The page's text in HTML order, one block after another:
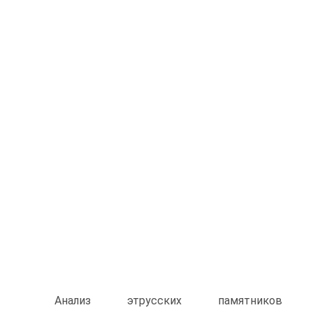
Анализ этрусских памятников